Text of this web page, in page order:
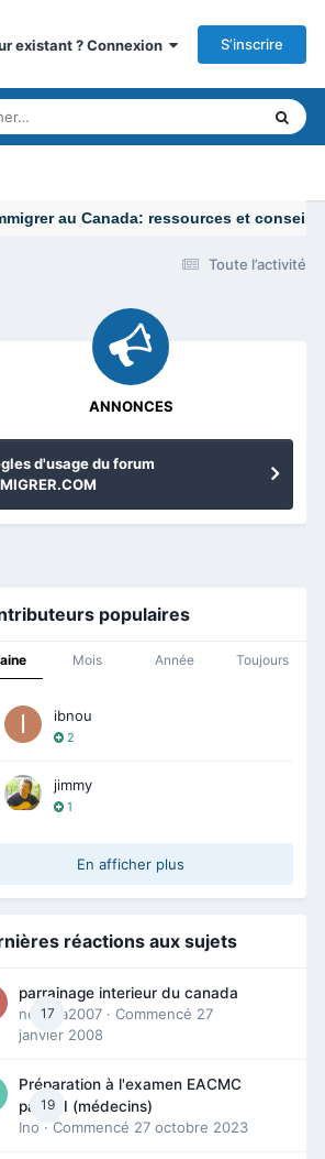
existant ? Connexion S’inscrire
au Canada: ressources et conseils
Toute l’activité
ANNONCES
d'usage du forum
populaires
Mois Année Toujours
ibnou
2
jimmy
1
En afficher plus
réactions aux sujets
17
parrainage interieur du canada
nedjma2007 · Commencé 27
janvier 2008
19
Préparation à l'examen EACMC
partie I (médecins)
Ino · Commencé 27 octobre 2023